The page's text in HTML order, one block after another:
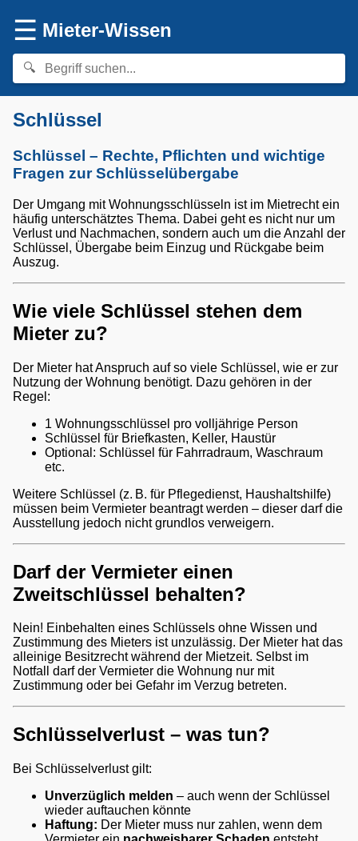
☰ Mieter-Wissen
Schlüssel
Schlüssel – Rechte, Pflichten und wichtige
Fragen zur Schlüsselübergabe
Der Umgang mit Wohnungsschlüsseln ist im Mietrecht ein
häufig unterschätztes Thema. Dabei geht es nicht nur um
Verlust und Nachmachen, sondern auch um die Anzahl der
Schlüssel, Übergabe beim Einzug und Rückgabe beim
Auszug.
Wie viele Schlüssel stehen dem
Mieter zu?
Der Mieter hat Anspruch auf so viele Schlüssel, wie er zur
Nutzung der Wohnung benötigt. Dazu gehören in der
Regel:
1 Wohnungsschlüssel pro volljährige Person
Schlüssel für Briefkasten, Keller, Haustür
Optional: Schlüssel für Fahrradraum, Waschraum
etc.
Weitere Schlüssel (z. B. für Pflegedienst, Haushaltshilfe)
müssen beim Vermieter beantragt werden – dieser darf die
Ausstellung jedoch nicht grundlos verweigern.
Darf der Vermieter einen
Zweitschlüssel behalten?
Nein! Einbehalten eines Schlüssels ohne Wissen und
Zustimmung des Mieters ist unzulässig. Der Mieter hat das
alleinige Besitzrecht während der Mietzeit. Selbst im
Notfall darf der Vermieter die Wohnung nur mit
Zustimmung oder bei Gefahr im Verzug betreten.
Schlüsselverlust – was tun?
Bei Schlüsselverlust gilt:
Unverzüglich melden – auch wenn der Schlüssel
wieder auftauchen könnte
Haftung: Der Mieter muss nur zahlen, wenn dem